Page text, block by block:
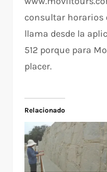
consultar horarios
llama desde la
512 porque para
placer.
Relacionado